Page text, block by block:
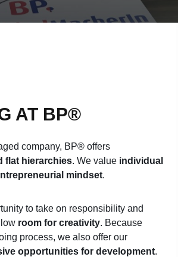
AT BP®
company, BP® offers
flat hierarchies. We value individual
mindset.
to take on responsibility and
room for creativity. Because
process, we also offer our
opportunities for development.